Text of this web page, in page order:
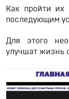
Как пройти
последующим
Для этого
улучшат жизнь